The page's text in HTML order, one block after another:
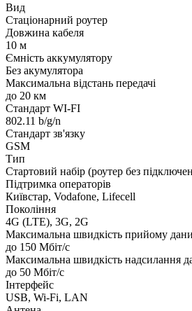
Вид
Стаціонарний роутер
Довжина кабеля
10 м
Ємність аккумулятору
Без акумулятора
Максимальна відстань передачі
до 20 км
Стандарт WI-FI
802.11 b/g/n
Стандарт зв'язку
GSM
Тип
Стартовий набір (роутер без
Підтримка операторів
Київстар, Vodafone, Lifecell
Покоління
4G (LTE), 3G, 2G
Максимальна швидкість прийому
до 150 Мбіт/с
Максимальна швидкість надсилання
до 50 Мбіт/с
Інтерфейс
USB, Wi-Fi, LAN